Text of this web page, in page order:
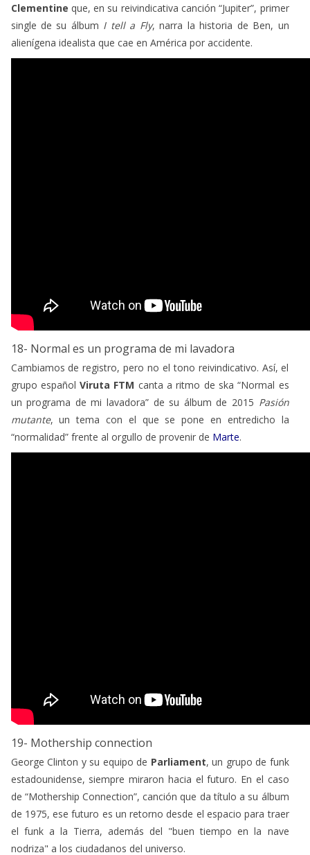
Clementine que, en su reivindicativa canción “Jupiter”, primer
single de su álbum I tell a Fly, narra la historia de Ben, un
alienígena idealista que cae en América por accidente.
18- Normal es un programa de mi lavadora
Cambiamos de registro, pero no el tono reivindicativo. Así, el
grupo español Viruta FTM canta a ritmo de ska “Normal es
un programa de mi lavadora” de su álbum de 2015 Pasión
mutante, un tema con el que se pone en entredicho la
“normalidad” frente al orgullo de provenir de Marte.
19- Mothership connection
George Clinton y su equipo de Parliament, un grupo de funk
estadounidense, siempre miraron hacia el futuro. En el caso
de “Mothership Connection”, canción que da título a su álbum
de 1975, ese futuro es un retorno desde el espacio para traer
el funk a la Tierra, además del "buen tiempo en la nave
nodriza" a los ciudadanos del universo.